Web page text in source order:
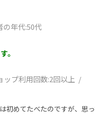
の年代:50代
。
ップ利用回数:2回以上
初めてたべたのですが、思